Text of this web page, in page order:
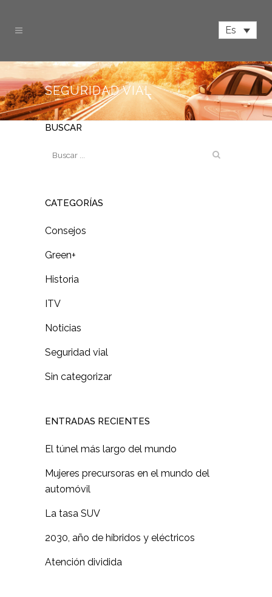
Es
SEGURIDAD VIAL
BUSCAR
CATEGORÍAS
Consejos
Green+
Historia
ITV
Noticias
Seguridad vial
Sin categorizar
ENTRADAS RECIENTES
El túnel más largo del mundo
Mujeres precursoras en el mundo del
automóvil
La tasa SUV
2030, año de híbridos y eléctricos
Atención dividida